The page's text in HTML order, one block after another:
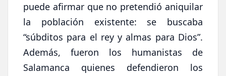
puede afirmar que no pretendió aniquilar
la población existente: se buscaba
“súbditos para el rey y almas para Dios”.
Además, fueron los humanistas de
Salamanca quienes defendieron los